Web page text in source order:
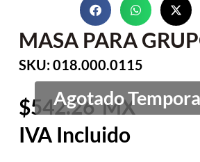
MASA PARA
SKU: 018.000.0115
542.26